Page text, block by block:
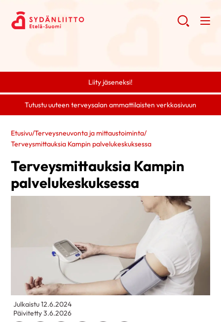
Liity jäseneksi!
Tutustu uuteen terveysalan ammattilaisten verkkosivuun
Etusivu/Terveysneuvonta ja mittaustoiminta/
Terveysmittauksia Kampin palvelukeskuksessa
Terveysmittauksia Kampin
palvelukeskuksessa
Julkaistu 12.6.2024
Päivitetty 3.6.2026